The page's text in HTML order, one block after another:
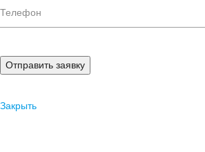
Отправить заявку
Закрыть